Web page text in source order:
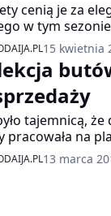
cenią je za
w tym
klientkom
W linii 5th
Berry
dla
czółenka
w
pokryte
15 kwietnia
tajemnicą,
pracowała na
„Cloud Atlas”
filmowym
13 marca